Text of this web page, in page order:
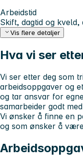
Arbeidstid
Skift, dagtid og kveld,
Vis flere detaljer
Hva vi ser
Vi ser etter deg som
arbeidsoppgaver og
og tar ansvar for
samarbeider godt
Vi ønsker å finne en
og som ønsker å